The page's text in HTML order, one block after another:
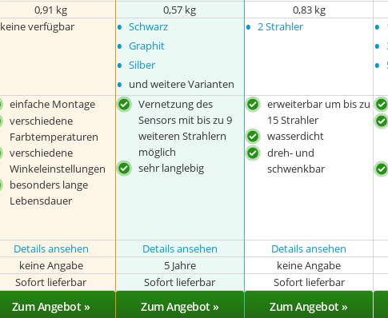
0,91 kg 0,57 kg 0,83 kg
keine verfügbar • Schwarz
• Graphit
• Silber
• und weitere Varianten
• 2 Strahler •
•
•
einfache Montage
verschiedene
Farbtemperaturen
verschiedene
Winkeleinstellungen
besonders lange
Lebensdauer
Vernetzung des
Sensors mit bis zu 9
weiteren Strahlern
möglich
sehr langlebig
erweiterbar um bis zu
15 Strahler
wasserdicht
dreh- und
schwenkbar
Details ansehen Details ansehen Details ansehen
keine Angabe 5 Jahre keine Angabe
Sofort lieferbar Sofort lieferbar Sofort lieferbar
Zum Angebot » Zum Angebot » Zum Angebot »